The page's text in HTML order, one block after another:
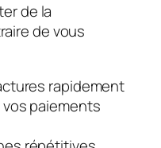
de la
de vous
rapidement
paiements